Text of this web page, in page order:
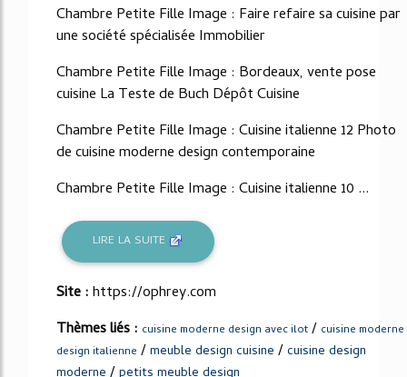
Chambre Petite Fille Image : Faire refaire sa cuisine par
une société spécialisée Immobilier
Chambre Petite Fille Image : Bordeaux, vente pose
cuisine La Teste de Buch Dépôt Cuisine
Chambre Petite Fille Image : Cuisine italienne 12 Photo
de cuisine moderne design contemporaine
Chambre Petite Fille Image : Cuisine italienne 10 ...
LIRE LA SUITE
Site :https://ophrey.com
Thèmes liés : cuisine moderne design avec ilot / cuisine moderne
design italienne /meuble design cuisine /cuisine design